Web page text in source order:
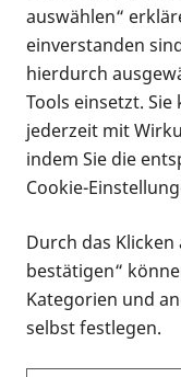
Infomaterial
Infomaterial
Vorlesen
Alle
Formaten an
Sie möchten
auswählen“
einverstanden
hierdurch
Tools einsetzt.
jederzeit mit
indem Sie die
Cookie-
Durch das
bestätigen“
Kategorien und
selbst festlegen.